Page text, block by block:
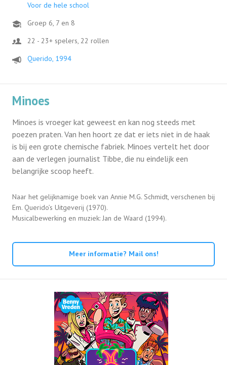
Voor de hele school
Groep 6, 7 en 8
22 - 23+ spelers, 22 rollen
Querido, 1994
Minoes
Minoes is vroeger kat geweest en kan nog steeds met
poezen praten. Van hen hoort ze dat er iets niet in de haak
is bij een grote chemische fabriek. Minoes vertelt het door
aan de verlegen journalist Tibbe, die nu eindelijk een
belangrijke scoop heeft.
Naar het gelijknamige boek van Annie M.G. Schmidt, verschenen bij
Em. Querido’s Uitgeverij (1970).
Musicalbewerking en muziek: Jan de Waard (1994).
Meer informatie? Mail ons!